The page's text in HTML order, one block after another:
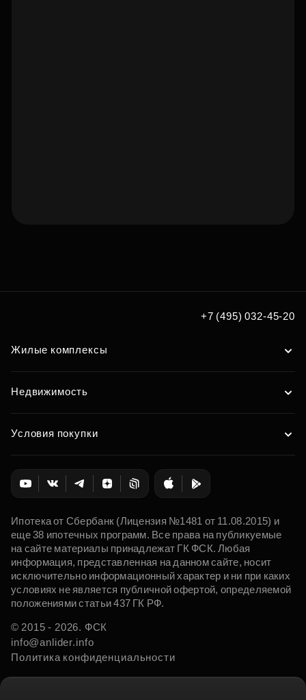
+7 (495) 032-45-20
Жилые комплексы
Недвижимость
Условия покупки
Ипотека от Сбербанк (Лицензия №1481 от 11.08.2015) и
еще 38 ипотечных программ. Все права на публикуемые
на сайте материалы принадлежат ГК ФСК. Любая
информация, представленная на данном сайте, носит
исключительно информационный характер и ни при каких
условиях не является публичной офертой, определяемой
положениями статьи 437 ГК РФ.
© 2015 - 2026. ФСК
info@anlider.info
Политика конфиденциальности